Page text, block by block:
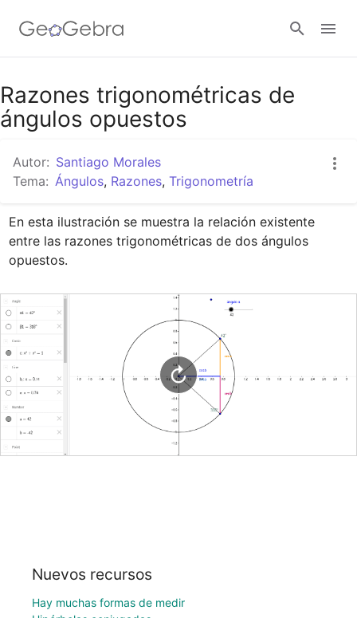
Google Classroom
Razones trigonométricas de
ángulos opuestos
Autor: Santiago Morales
Tema: Ángulos, Razones, Trigonometría
En esta ilustración se muestra la relación existente
entre las razones trigonométricas de dos ángulos
opuestos.
Nuevos recursos
Hay muchas formas de medir